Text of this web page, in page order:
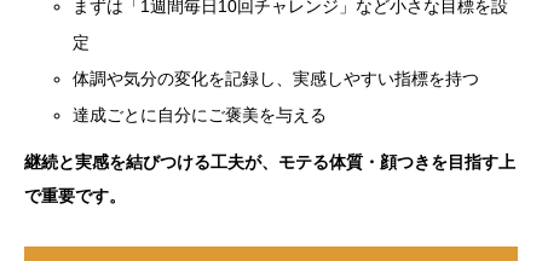
まずは「1週間毎日10回チャレンジ」など小さな目標を設
定
体調や気分の変化を記録し、実感しやすい指標を持つ
達成ごとに自分にご褒美を与える
継続と実感を結びつける工夫が、モテる体質・顔つきを目指す上
で重要です。